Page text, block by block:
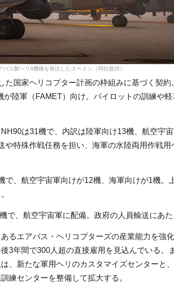
バス製ヘリ4機種を発注したスペイン（同社提供）
国家ヘリコプター計画の枠組みに基づく契約
陸軍（FAMET）向け。パイロットの訓練や
は31機で、内訳は陸軍向け13機、航空宇
や特殊作戦任務を担い、海軍の水陸両用作戦用
、航空宇宙軍向けが12機、海軍向けが1機。
、航空宇宙軍に配備。政府の人員輸送にあた
るエアバス・ヘリコプターズの産業能力を強
3年間で300人超の直接雇用を見込んでいる。
、新たな軍用ヘリのカスタマイズセンターと
練センターを整備して拡大する。